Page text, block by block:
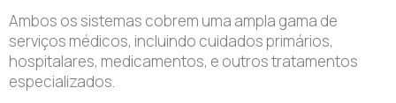
Ambos os sistemas cobrem uma ampla gama de
serviços médicos, incluindo cuidados primários,
hospitalares, medicamentos, e outros tratamentos
especializados.